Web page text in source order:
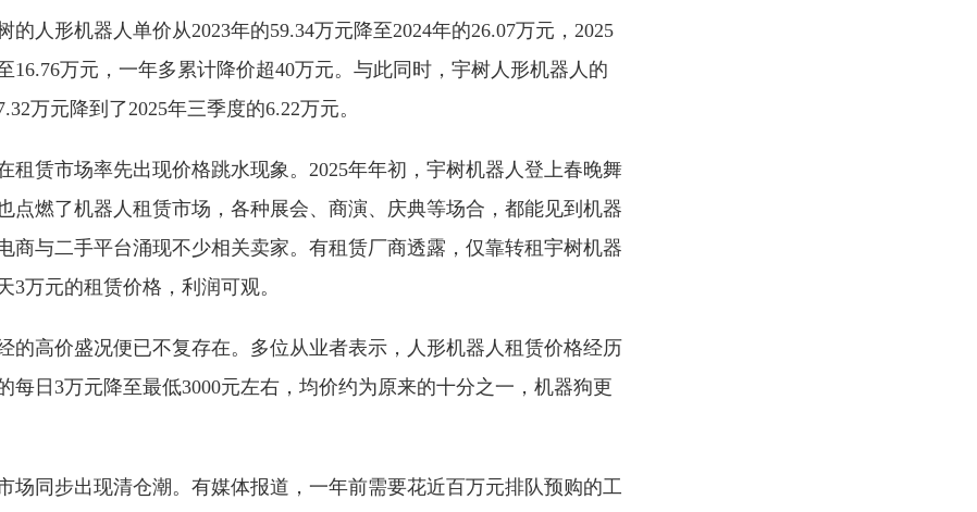
的人形机器人单价从2023年的59.34万元降至2024年的26.07万元，2025
16.76万元，一年多累计降价超40万元。与此同时，宇树人形机器人的
万元降到了2025年三季度的6.22万元。
租赁市场率先出现价格跳水现象。2025年年初，宇树机器人登上春晚舞
点燃了机器人租赁市场，各种展会、商演、庆典等场合，都能见到机器
商与二手平台涌现不少相关卖家。有租赁厂商透露，仅靠转租宇树机器
3万元的租赁价格，利润可观。
的高价盛况便已不复存在。多位从业者表示，人形机器人租赁价格经历
日3万元降至最低3000元左右，均价约为原来的十分之一，机器狗更
场同步出现清仓潮。有媒体报道，一年前需要花近百万元排队预购的工